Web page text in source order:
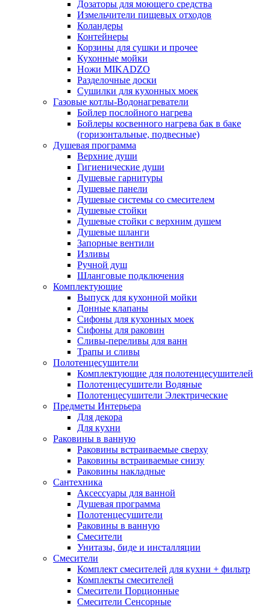
Дозаторы для моющего средства
Измельчители пищевых отходов
Коландеры
Контейнеры
Корзины для сушки и прочее
Кухонные мойки
Ножи MIKADZO
Разделочные доски
Сушилки для кухонных моек
Газовые котлы-Водонагреватели
Бойлер послойного нагрева
Бойлеры косвенного нагрева бак в баке
(горизонтальные, подвесные)
Душевая программа
Верхние души
Гигиенические души
Душевые гарнитуры
Душевые панели
Душевые системы со смесителем
Душевые стойки
Душевые стойки с верхним душем
Душевые шланги
Запорные вентили
Изливы
Ручной душ
Шланговые подключения
Комплектующие
Выпуск для кухонной мойки
Донные клапаны
Сифоны для кухонных моек
Сифоны для раковин
Сливы-переливы для ванн
Трапы и сливы
Полотенцесушители
Комплектующие для полотенцесушителей
Полотенцесушители Водяные
Полотенцесушители Электрические
Предметы Интерьера
Для декора
Для кухни
Раковины в ванную
Раковины встраиваемые сверху
Раковины встраиваемые снизу
Раковины накладные
Сантехника
Аксессуары для ванной
Душевая программа
Полотенцесушители
Раковины в ванную
Смесители
Унитазы, биде и инсталляции
Смесители
Комплект смесителей для кухни + фильтр
Комплекты смесителей
Смесители Порционные
Смесители Сенсорные